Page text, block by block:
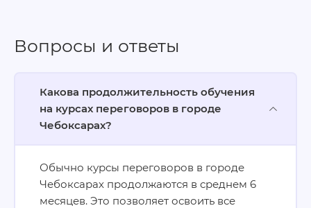
Вопросы и ответы
Какова продолжительность обучения
на курсах переговоров в городе
Чебоксарах?
Обычно курсы переговоров в городе
Чебоксарах продолжаются в среднем 6
месяцев. Это позволяет освоить все